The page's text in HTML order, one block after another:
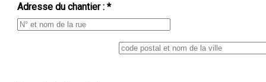
Adresse du chantier : *